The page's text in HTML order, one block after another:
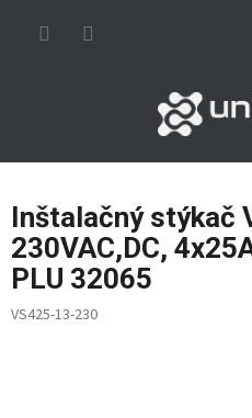
Inštalačný stýkač
230VAC,DC,
PLU 32065
VS425-13-230